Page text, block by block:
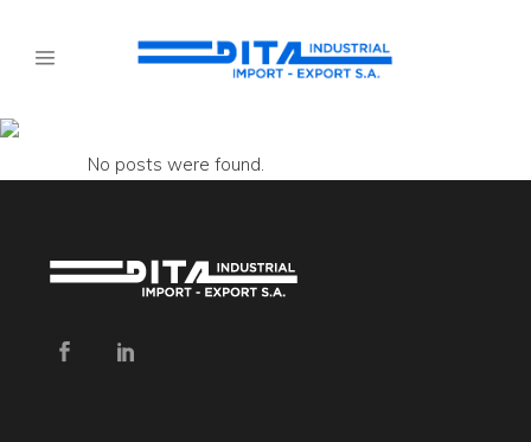
No posts were found.